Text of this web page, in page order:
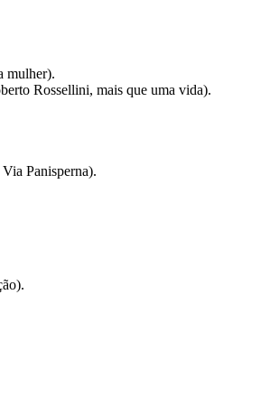
mulher).
Rossellini, mais que uma vida).
Panisperna).